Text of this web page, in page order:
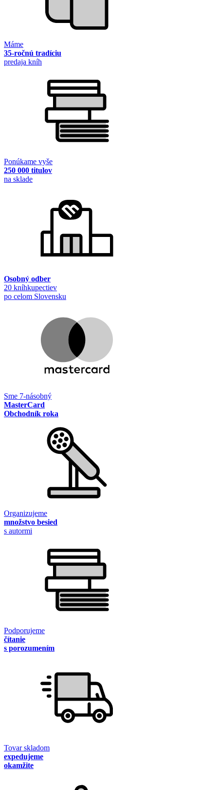
Máme
35-ročnú tradíciu
predaja kníh
Ponúkame vyše
250 000 titulov
na sklade
Osobný odber
20 kníhkupectiev
po celom Slovensku
Sme 7-násobný
MasterCard
Obchodník roka
Organizujeme
množstvo besied
s autormi
Podporujeme
čítanie
s porozumením
Tovar skladom
expedujeme
okamžite